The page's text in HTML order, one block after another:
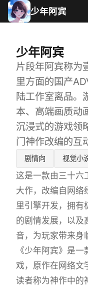
少年阿宾
少年阿宾
片段年阿宾称为
里方面的国产
陆工作室离品。
本、高端画质动
沉浸式的游戏领
门神作改编的互
剧情向 视觉小
这是一款由三十六
大作，改编自网络
里引擎开发，拥有
的剧情发展，以及
音，为玩家带来身
《少年阿宾》是
戏，原作在网络文
读者称为神作中的